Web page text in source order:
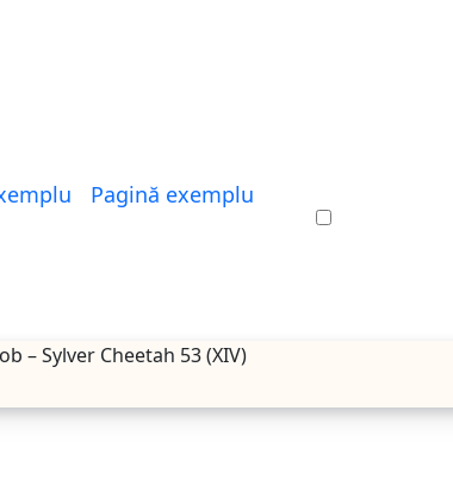
Pagină exemplu
– Sylver Cheetah 53 (XIV)